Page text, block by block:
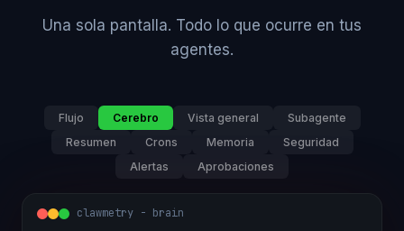
Una sola pantalla. Todo lo que ocurre en tus
agentes.
Flujo Cerebro Vista general
Subagente
Resumen
Crons Memoria
Seguridad
Alertas
Aprobaciones
clawmetry - brain